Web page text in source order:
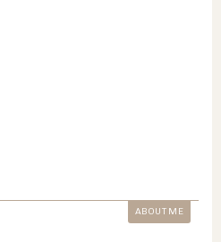
ABOUT ME